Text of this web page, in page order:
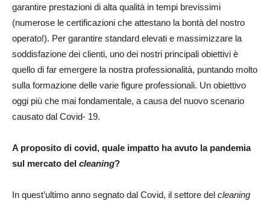
garantire prestazioni di alta qualità in tempi brevissimi
(numerose le certificazioni che attestano la bontà del nostro
operato!). Per garantire standard elevati e massimizzare la
soddisfazione dei clienti, uno dei nostri principali obiettivi è
quello di far emergere la nostra professionalità, puntando molto
sulla formazione delle varie figure professionali. Un obiettivo
oggi più che mai fondamentale, a causa del nuovo scenario
causato dal Covid- 19.
A proposito di covid, quale impatto ha avuto la pandemia
sul mercato del cleaning?
In quest’ultimo anno segnato dal Covid, il settore del cleaning